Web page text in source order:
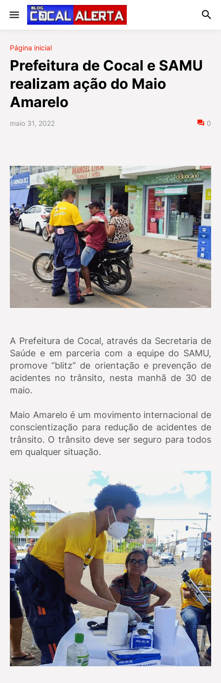
Página inicial
Prefeitura de Cocal e SAMU
realizam ação do Maio
Amarelo
maio 31, 2022 0
A Prefeitura de Cocal, através da Secretaria de
Saúde e em parceria com a equipe do SAMU,
promove “blitz” de orientação e prevenção de
acidentes no trânsito, nesta manhã de 30 de
maio.
Maio Amarelo é um movimento internacional de
conscientização para redução de acidentes de
trânsito. O trânsito deve ser seguro para todos
em qualquer situação.